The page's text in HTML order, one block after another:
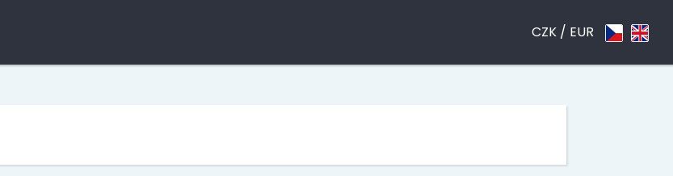
CZK / EUR